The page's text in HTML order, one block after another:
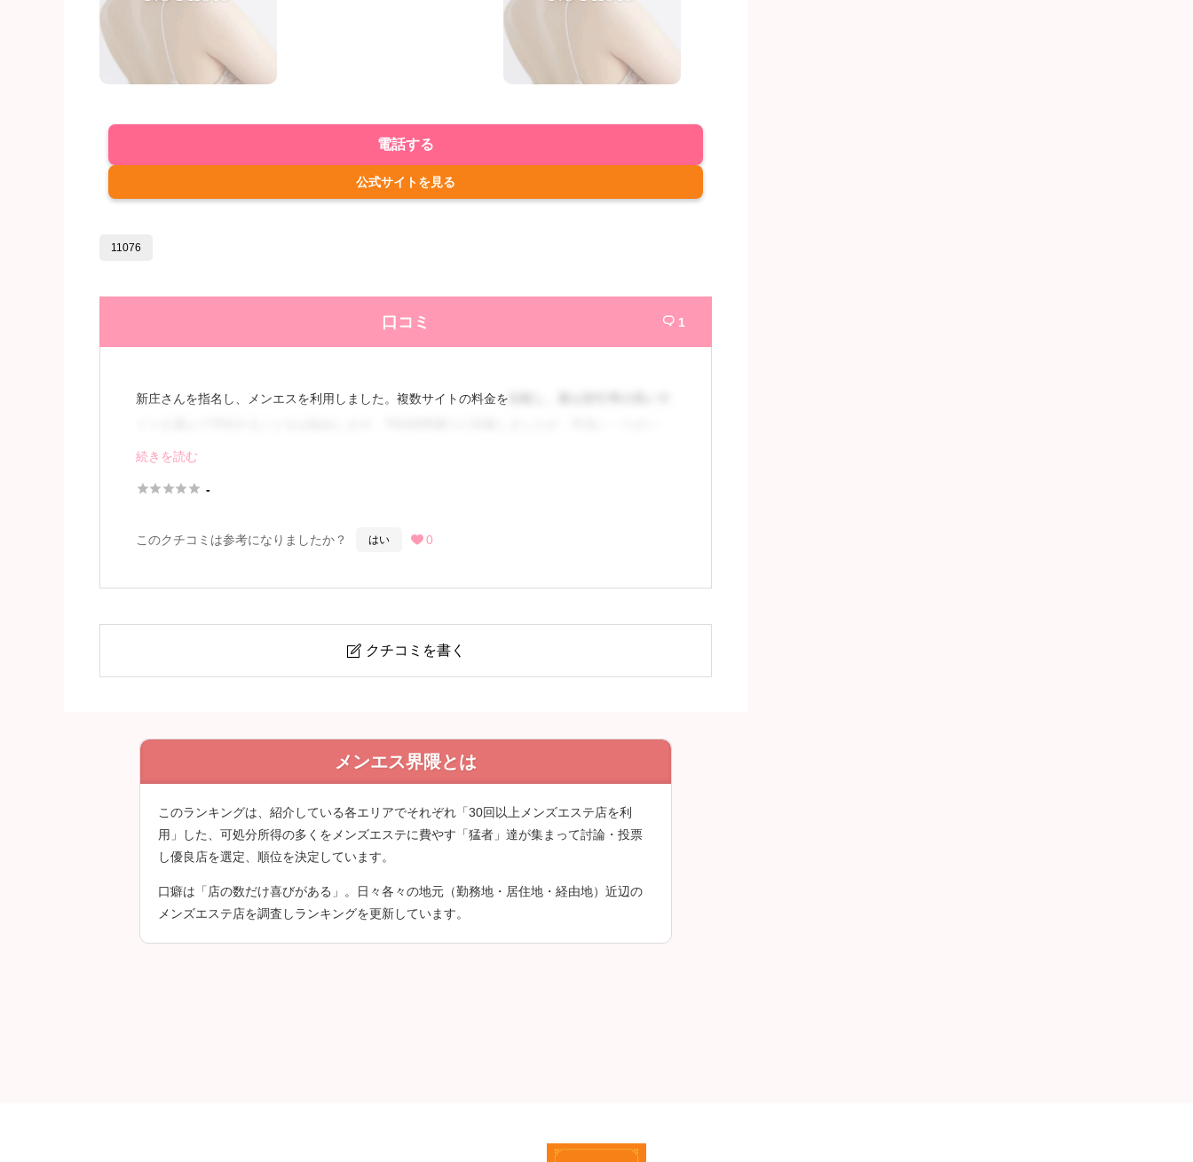
電話する
公式サイトを見る
11076
口コミ  1
新庄さんを指名し、メンエスを利用しました。複数サイトの料金を
後、5～10分間狭い待合室で待機しました。
続きを読む
 -
このクチコミは参考になりましたか？ はい  0
 クチコミを書く
クチコミは会員登録後に投稿できます。
メンエス界隈とは
このランキングは、紹介している各エリアでそれぞれ「30回以上メンズエステ店を利
用」した、可処分所得の多くをメンズエステに費やす「猛者」達が集まって討論・投票
し優良店を選定、順位を決定しています。
口癖は「店の数だけ喜びがある」。日々各々の地元（勤務地・居住地・経由地）近辺の
メンズエステ店を調査しランキングを更新しています。